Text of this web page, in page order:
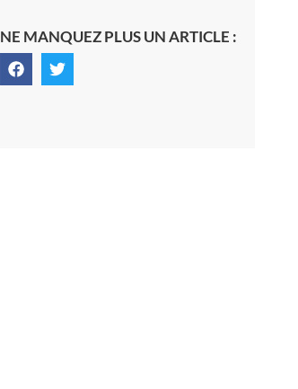
NE MANQUEZ PLUS UN ARTICLE :